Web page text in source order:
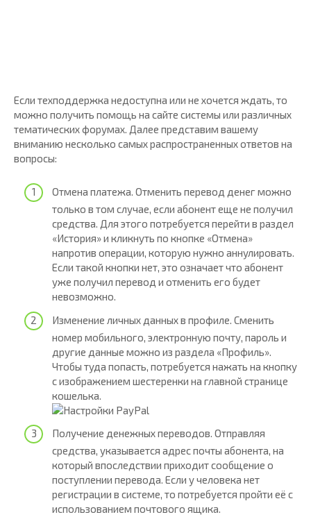
Если техподдержка недоступна или не хочется ждать, то
можно получить помощь на сайте системы или различных
тематических форумах. Далее представим вашему
вниманию несколько самых распространенных ответов на
вопросы:
Отмена платежа. Отменить перевод денег можно
только в том случае, если абонент еще не получил
средства. Для этого потребуется перейти в раздел
«История» и кликнуть по кнопке «Отмена»
напротив операции, которую нужно аннулировать.
Если такой кнопки нет, это означает что абонент
уже получил перевод и отменить его будет
невозможно.
Изменение личных данных в профиле. Сменить
номер мобильного, электронную почту, пароль и
другие данные можно из раздела «Профиль».
Чтобы туда попасть, потребуется нажать на кнопку
с изображением шестеренки на главной странице
кошелька.
Получение денежных переводов. Отправляя
средства, указывается адрес почты абонента, на
который впоследствии приходит сообщение о
поступлении перевода. Если у человека нет
регистрации в системе, то потребуется пройти её с
использованием почтового ящика.